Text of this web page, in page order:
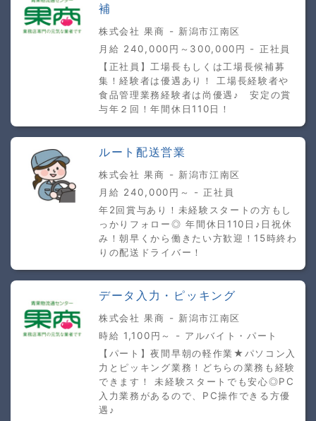
補
株式会社 果商 - 新潟市江南区
月給 240,000円～300,000円 - 正社員
【正社員】工場長もしくは工場長候補募
集！経験者は優遇あり！ 工場長経験者や
食品管理業務経験者は尚優遇♪ 安定の賞
与年２回！年間休日110日！
ルート配送営業
株式会社 果商 - 新潟市江南区
月給 240,000円～ - 正社員
年2回賞与あり！未経験スタートの方もし
っかりフォロー◎ 年間休日110日♪日祝休
み！朝早くから働きたい方歓迎！15時終わ
りの配送ドライバー！
データ入力・ピッキング
株式会社 果商 - 新潟市江南区
時給 1,100円～ - アルバイト・パート
【パート】夜間早朝の軽作業★パソコン入
力とピッキング業務！どちらの業務も経験
できます！ 未経験スタートでも安心◎PC
入力業務があるので、PC操作できる方優
遇♪